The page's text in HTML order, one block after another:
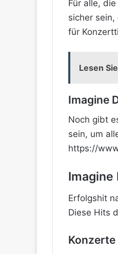
Für alle,
sicher
für
Lesen
Imagine
Noch gibt
sein, um
https://
Imagine
Erfolgshit
Diese Hits